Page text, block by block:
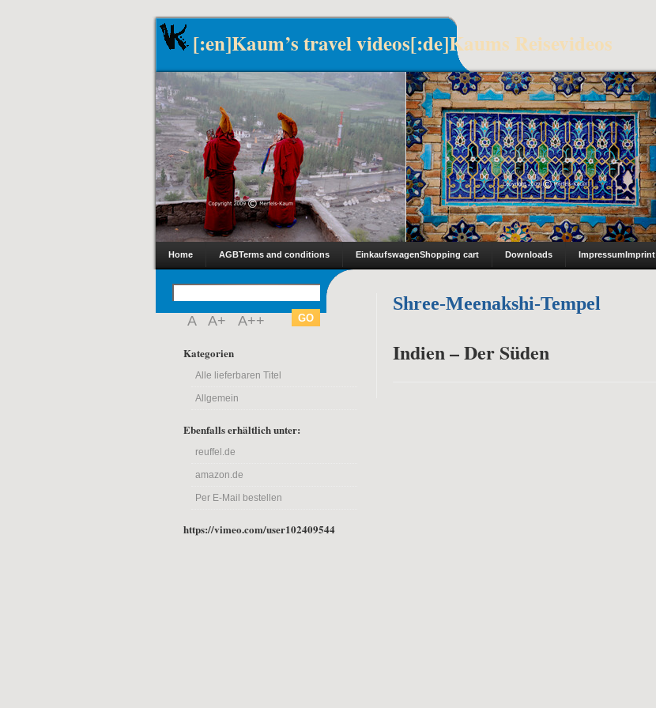
[:en]Kaum’s travel videos[:de]Kaums Reisevideos
Home AGBTerms and conditions EinkaufswagenShopping cart Downloads ImpressumImprint
A A+ A++
Kategorien
Alle lieferbaren Titel
Allgemein
Ebenfalls erhältlich unter:
reuffel.de
amazon.de
Per E-Mail bestellen
https://vimeo.com/user102409544
Shree-Meenakshi-Tempel
Indien – Der Süden